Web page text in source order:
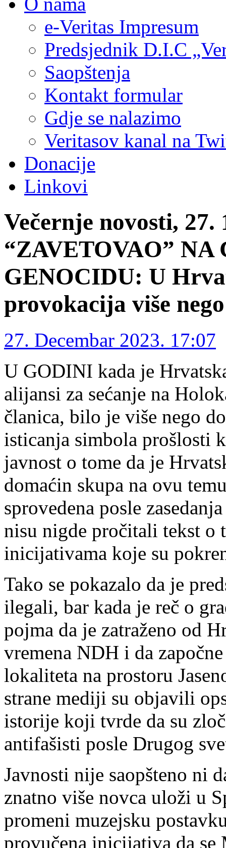
e-Veritas Impresum
Predsjednik D.I.C
Saopštenja
Kontakt formular
Gdje se nalazimo
Veritasov kanal na
Donacije
Linkovi
Večernje novosti, 27.
“ZAVETOVAO” NA
GENOCIDU: U
provokacija više
27. Decembar 2023. 17:07
U GODINI kada je
alijansi za sećanje na
članica, bilo je više nego
isticanja simbola prošlosti
javnost o tome da je
domaćin skupa na ovu
sprovedena posle
nisu nigde pročitali tekst o
inicijativama koje su
Tako se pokazalo da je
ilegali, bar kada je reč o
pojma da je zatraženo od
vremena NDH i da
lokaliteta na prostoru
strane mediji su objavili
istorije koji tvrde da su
antifašisti posle Drugog
Javnosti nije saopšteno ni
znatno više novca uloži u
promeni muzejsku
provučena inicijativa da se